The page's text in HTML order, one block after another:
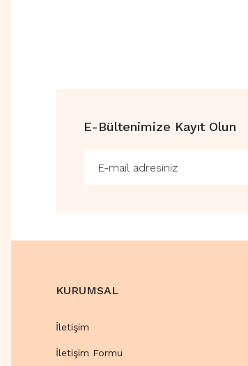
E-Bültenimize Kayıt Olun
KURUMSAL
İletişim
İletişim Formu